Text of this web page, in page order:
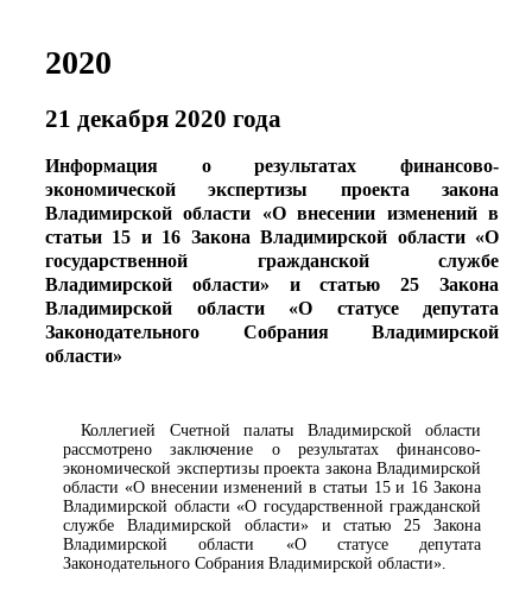
2020
21 декабря 2020 года
Информация о результатах финансово-
экономической экспертизы проекта закона
Владимирской области «О внесении изменений в
статьи 15 и 16 Закона Владимирской области «О
государственной гражданской службе
Владимирской области» и статью 25 Закона
Владимирской области «О статусе депутата
Законодательного Собрания Владимирской
области»
Коллегией Счетной палаты Владимирской области
рассмотрено заключение о результатах финансово-
экономической экспертизы проекта закона Владимирской
области «О внесении изменений в статьи 15 и 16 Закона
Владимирской области «О государственной гражданской
службе Владимирской области» и статью 25 Закона
Владимирской области «О статусе депутата
Законодательного Собрания Владимирской области».